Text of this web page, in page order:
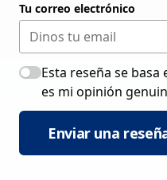
Tu correo electrónico
Esta reseña se
es mi opinión
Enviar una